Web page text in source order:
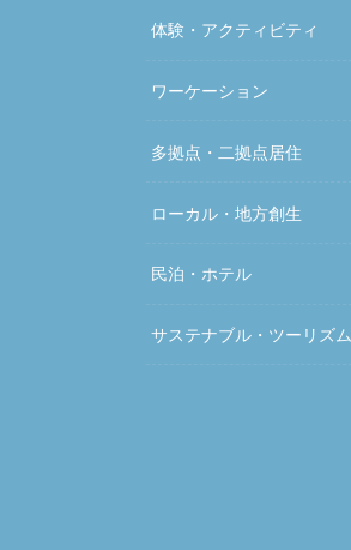
体験・アクティビティ
ワーケーション
多拠点・二拠点居住
ローカル・地方創生
民泊・ホテル
サステナブル・ツーリズム